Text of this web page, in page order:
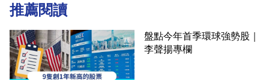
推薦閱讀
盤點今年首季環球強勢股｜
李聲揚專欄